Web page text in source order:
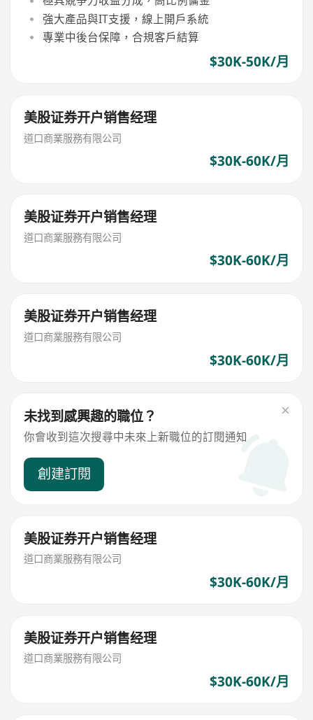
強大產品與IT支援，線上開戶系統
專業中後台保障，合規客戶結算
$30K-50K/月
美股证券开户销售经理
道口商業服務有限公司
$30K-60K/月
美股证券开户销售经理
道口商業服務有限公司
$30K-60K/月
美股证券开户销售经理
道口商業服務有限公司
$30K-60K/月
未找到感興趣的職位？
你會收到這次搜尋中未來上新職位的訂閱通知
創建訂閱
美股证券开户销售经理
道口商業服務有限公司
$30K-60K/月
美股证券开户销售经理
道口商業服務有限公司
$30K-60K/月